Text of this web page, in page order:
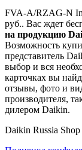
FVA-A/RZAG-N
руб.. Вас ждет
на продукцию
Возможность
представитель
выбор и вся
карточках вы
отзывы, фото и
производителя,
дилером Daikin.
Daikin Russia